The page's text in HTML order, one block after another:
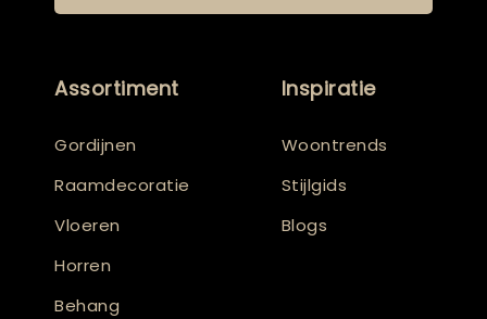
Assortiment
Gordijnen
Raamdecoratie
Vloeren
Horren
Behang
Inspiratie
Woontrends
Stijlgids
Blogs